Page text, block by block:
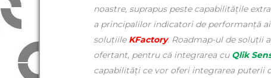
noastre, suprapus peste capabilitățile
a principalilor indicatori de performanță
soluțiile KFactory. Roadmap-ul de soluții
ofertant, pentru că integrarea cu Qlik
capabilități ce vor oferi integrarea puterii